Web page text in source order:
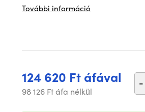
További információ
124 620 Ft áfával
98 126 Ft áfa nélkül
-